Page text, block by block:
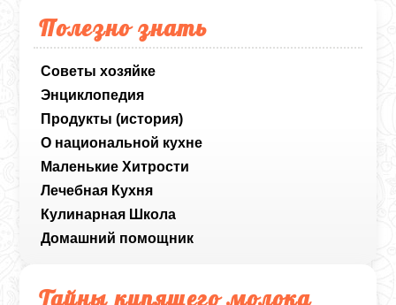
Полезно знать
Советы хозяйке
Энциклопедия
Продукты (история)
О национальной кухне
Маленькие Хитрости
Лечебная Кухня
Кулинарная Школа
Домашний помощник
Тайны кипящего молока